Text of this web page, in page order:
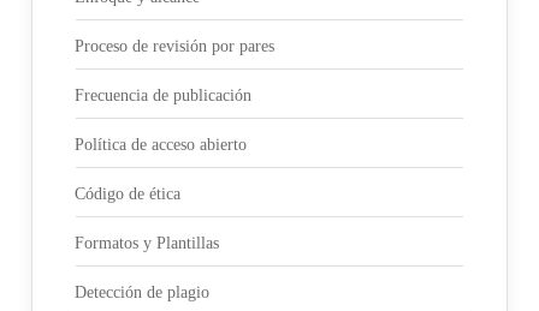
Proceso de revisión por pares
Frecuencia de publicación
Política de acceso abierto
Código de ética
Formatos y Plantillas
Detección de plagio